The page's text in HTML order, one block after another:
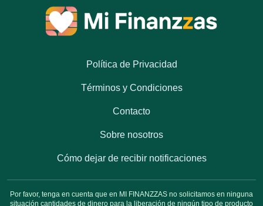
Política de Privacidad
Términos y Condiciones
Contacto
Sobre nosotros
Cómo dejar de recibir notificaciones
Por favor, tenga en cuenta que en MI FINANZZAS no solicitamos en ninguna
situación cantidades de dinero para la liberación de ningún tipo de producto